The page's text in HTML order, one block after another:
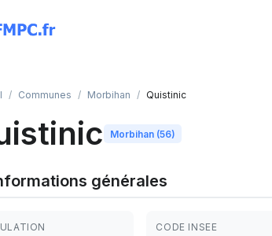
Communes Morbihan Quistinic
Morbihan (56)
générales
CODE INSEE